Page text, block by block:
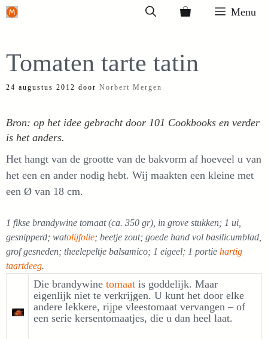
Ga
inhoud
Menu
Tomaten tarte tatin
24 augustus 2012 door Norbert Mergen
Bron: op het idee gebracht door 101 Cookbooks en verder
is het anders.
Het hangt van de grootte van de bakvorm af hoeveel u van
het een en ander nodig hebt. Wij maakten een kleine met
een Ø van 18 cm.
1 fikse brandywine tomaat (ca. 350 gr), in grove stukken; 1 ui,
gesnipperd; watolijfolie; beetje zout; goede hand vol basilicumblad,
grof gesneden; theelepeltje balsamico; 1 eigeel; 1 portie hartig
taartdeeg.
Die brandywine tomaat is goddelijk. Maar
eigenlijk niet te verkrijgen. U kunt het door elke
andere lekkere, rijpe vleestomaat vervangen – of
een serie kersentomaatjes, die u dan heel laat.